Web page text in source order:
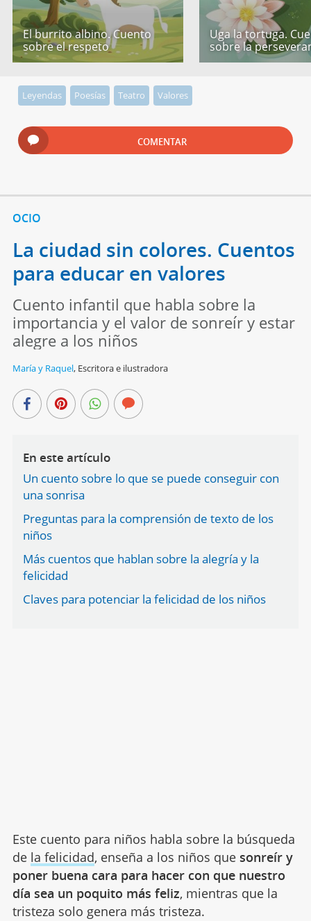
El burrito albino. Cuento
sobre el respeto
Uga la tortuga.
sobre la
Leyendas Poesías Teatro Valores
COMENTAR
OCIO
La ciudad sin colores. Cuentos
para educar en valores
Cuento infantil que habla sobre la
importancia y el valor de sonreír y estar
alegre a los niños
María y Raquel, Escritora e ilustradora
En este artículo
Un cuento sobre lo que se puede conseguir con
una sonrisa
Preguntas para la comprensión de texto de los
niños
Más cuentos que hablan sobre la alegría y la
felicidad
Claves para potenciar la felicidad de los niños
Este cuento para niños habla sobre la búsqueda
de la felicidad, enseña a los niños que sonreír y
poner buena cara para hacer con que nuestro
día sea un poquito más feliz, mientras que la
tristeza solo genera más tristeza.